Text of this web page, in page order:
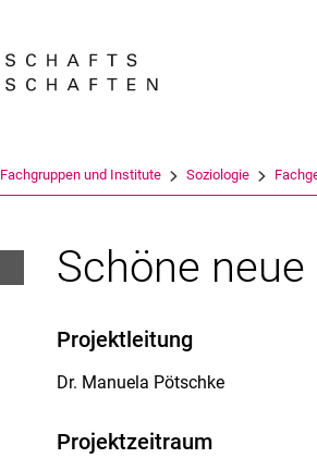
Fachgruppen und Institute Soziologie
Schöne
Projektleitung
Dr. Manuela Pötschke
Projektzeitraum